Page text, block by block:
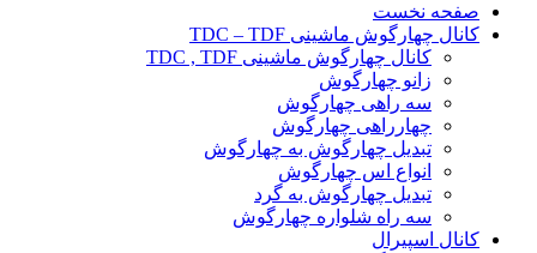
صفحه نخست
کانال چهارگوش ماشینی TDC – TDF
کانال چهارگوش ماشینی TDC , TDF
زانو چهارگوش
سه راهی چهارگوش
چهارراهی چهارگوش
تبدیل چهارگوش به چهارگوش
انواع اس چهارگوش
تبدیل چهارگوش به گرد
سه راه شلواره چهارگوش
کانال اسپیرال